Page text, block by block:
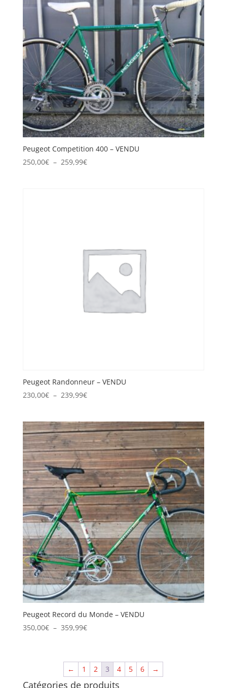
Peugeot Competition 400 – VENDU
250,00€ – 259,99€Plage
Peugeot Randonneur – VENDU
230,00€ – 239,99€Plage
230,00€
à
239,99€
Peugeot Record du Monde – VENDU
350,00€ – 359,99€Plage
350,00€
359,99€
← 1 2 3 4 5 6 →
Catégories de produits